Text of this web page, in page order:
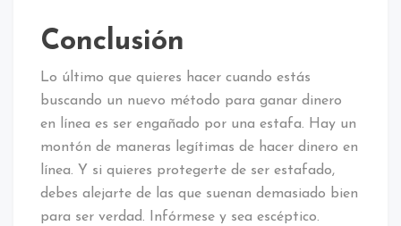
Conclusión
Lo último que quieres hacer cuando estás
buscando un nuevo método para ganar dinero
en línea es ser engañado por una estafa. Hay un
montón de maneras legítimas de hacer dinero en
línea. Y si quieres protegerte de ser estafado,
debes alejarte de las que suenan demasiado bien
para ser verdad. Infórmese y sea escéptico.